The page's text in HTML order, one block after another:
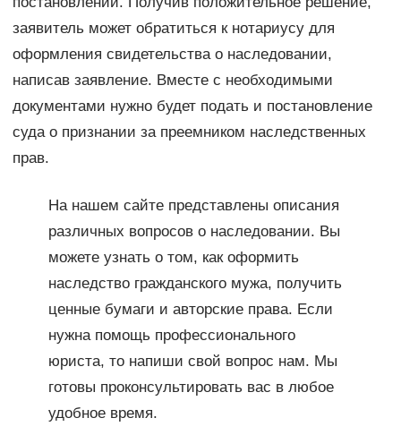
заявитель может обратиться к нотариусу для
оформления свидетельства о наследовании,
написав заявление. Вместе с необходимыми
документами нужно будет подать и постановление
суда о признании за преемником наследственных
прав.
На нашем сайте представлены описания
различных вопросов о наследовании. Вы
можете узнать о том, как оформить
наследство гражданского мужа, получить
ценные бумаги и авторские права. Если
нужна помощь профессионального
юриста, то напиши свой вопрос нам. Мы
готовы проконсультировать вас в любое
удобное время.